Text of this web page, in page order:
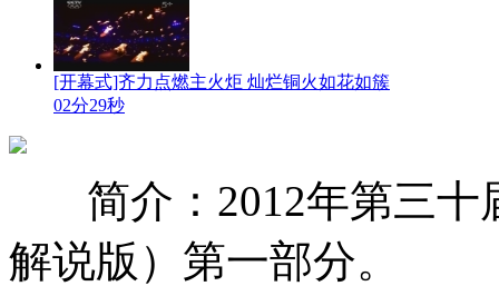
[开幕式]齐力点燃主火炬 灿烂铜火如花如簇
02分29秒
简介：2012年第三
解说版）第一部分。